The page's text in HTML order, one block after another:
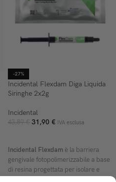
-27%
Incidental Flexdam Diga Liquida
Siringhe 2x2g
Incidental
43,89€ 31,90 € IVA esclusa
Incidental Flexdam è la barriera
gengivale fotopolimerizzabile a base
di resina progettata per isolare e